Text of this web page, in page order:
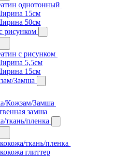
однотонный
15см
50см
рисунком
с рисунком
5,5см
15см
Замша
Кожзам/Замша
замша
ткань/пленка
ткань/пленка
глиттер